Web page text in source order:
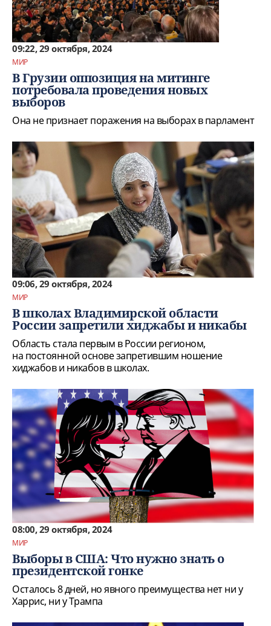
09:22, 29 октября, 2024
МИР
В Грузии оппозиция на митинге
потребовала проведения новых
выборов
Она не признает поражения на выборах в парламент
09:06, 29 октября, 2024
МИР
В школах Владимирской области
России запретили хиджабы и никабы
Область стала первым в России регионом,
на постоянной основе запретившим ношение
хиджабов и никабов в школах.
08:00, 29 октября, 2024
МИР
Выборы в США: Что нужно знать о
президентской гонке
Осталось 8 дней, но явного преимущества нет ни у
Харрис, ни у Трампа